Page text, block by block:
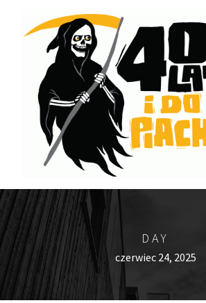
DAY
czerwiec 24, 2025